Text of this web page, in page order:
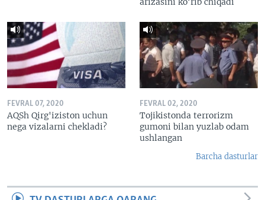
FEVRAL 07, 2020
AQSh Qirg'iziston uchun
nega vizalarni chekladi?
FEVRAL 02, 2020
Tojikistonda terrorizm
gumoni bilan yuzlab odam
ushlangan
Barcha dasturlar